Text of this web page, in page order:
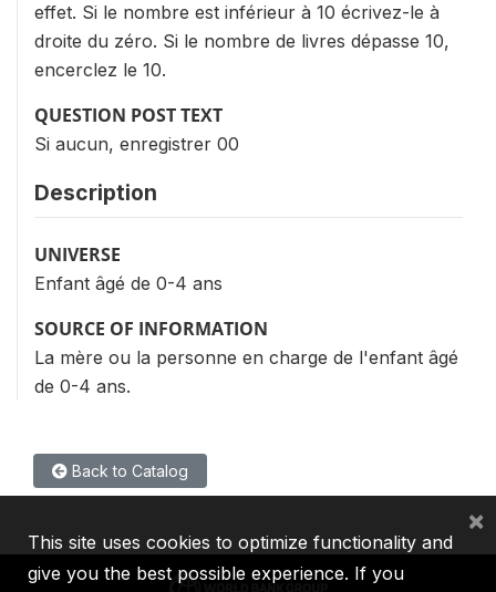
effet. Si le nombre est inférieur à 10 écrivez-le à
droite du zéro. Si le nombre de livres dépasse 10,
encerclez le 10.
QUESTION POST TEXT
Si aucun, enregistrer 00
Description
UNIVERSE
Enfant âgé de 0-4 ans
SOURCE OF INFORMATION
La mère ou la personne en charge de l'enfant âgé
de 0-4 ans.
Back to Catalog
This site uses cookies to optimize functionality and
give you the best possible experience. If you
×